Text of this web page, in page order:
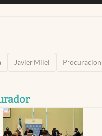
Javier Milei Procuracion